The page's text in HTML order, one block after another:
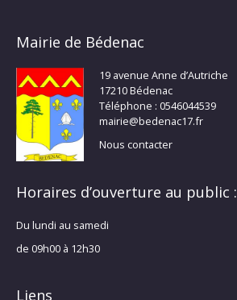
Mairie de Bédenac
19 avenue Anne d’Autriche
17210 Bédenac
Téléphone : 0546044539
mairie@bedenac17.fr
Nous contacter
Horaires d’ouverture au public :
Du lundi au samedi
de 09h00 à 12h30
Liens